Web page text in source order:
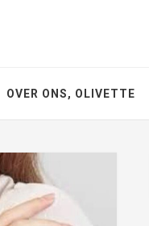
OVER ONS, OLIVETTE